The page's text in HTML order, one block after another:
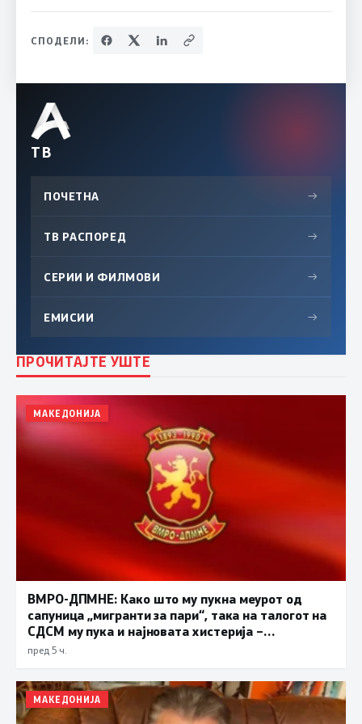
СПОДЕЛИ:
ТВ
ПОЧЕТНА →
ТВ РАСПОРЕД →
СЕРИИ И ФИЛМОВИ →
ЕМИСИИ →
ПРОЧИТАЈТЕ УШТЕ
МАКЕДОНИЈА
ВМРО-ДПМНЕ: Како што му пукна меурот од
сапуница „мигранти за пари“, така на талогот на
СДСМ му пука и најновата хистерија –
прифаќање на француски предлог
пред 5 ч.
МАКЕДОНИЈА